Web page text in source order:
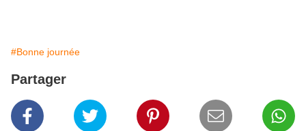
#Bonne journée
Partager